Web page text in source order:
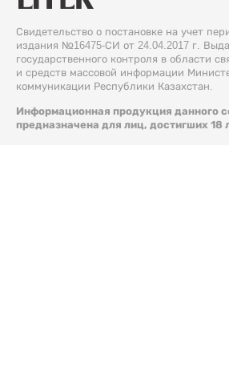
Свидетельство о постановке на учет
издания №16475-СИ от 24.04.2017 г.
государственного контроля в области
и средств массовой информации
коммуникации Республики Казахстан.
Информационная продукция данного
предназначена для лиц, достигших 18